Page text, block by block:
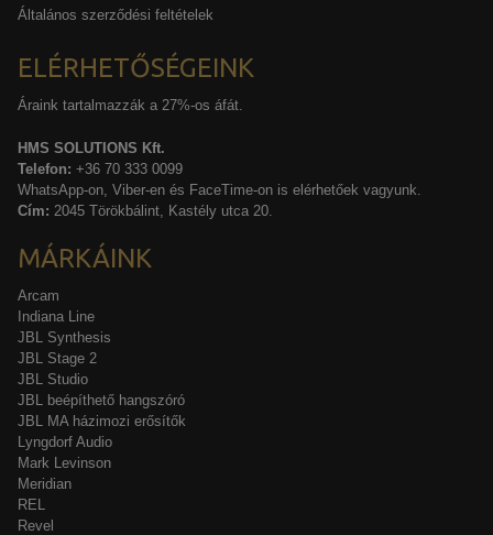
Általános szerződési feltételek
ELÉRHETŐSÉGEINK
Áraink tartalmazzák a 27%-os áfát.
HMS SOLUTIONS Kft.
Telefon: +36 70 333 0099
WhatsApp-on, Viber-en és FaceTime-on is elérhetőek vagyunk.
Cím: 2045 Törökbálint, Kastély utca 20.
MÁRKÁINK
Arcam
Indiana Line
JBL Synthesis
JBL Stage 2
JBL Studio
JBL beépíthető hangszóró
JBL MA házimozi erősítők
Lyngdorf Audio
Mark Levinson
Meridian
REL
Revel